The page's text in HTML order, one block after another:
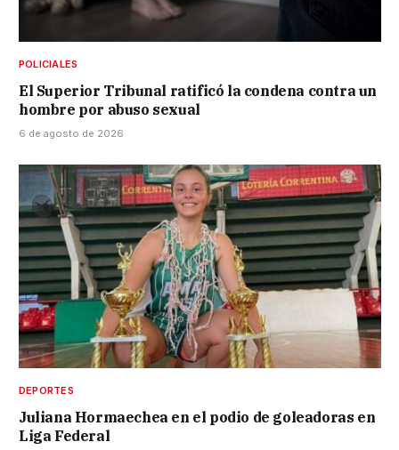
POLICIALES
El Superior Tribunal ratificó la condena contra un
hombre por abuso sexual
6 de agosto de 2026
DEPORTES
Juliana Hormaechea en el podio de goleadoras en
Liga Federal